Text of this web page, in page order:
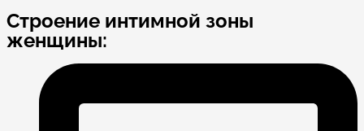
Строение интимной зоны
женщины: